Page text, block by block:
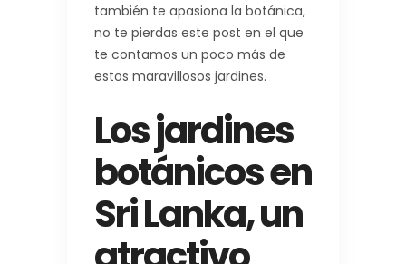
también te apasiona la botánica,
no te pierdas este post en el que
te contamos un poco más de
estos maravillosos jardines.
Los jardines
botánicos en
Sri Lanka, un